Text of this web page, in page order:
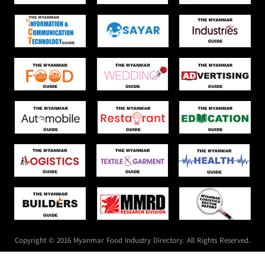
Copyright © 2016 Myanmar Food Industry Directory. All Rights Reserved.